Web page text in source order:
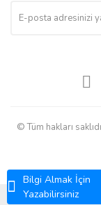
Bilgi Almak İçin
Yazabilirsiniz
© Tüm hakları